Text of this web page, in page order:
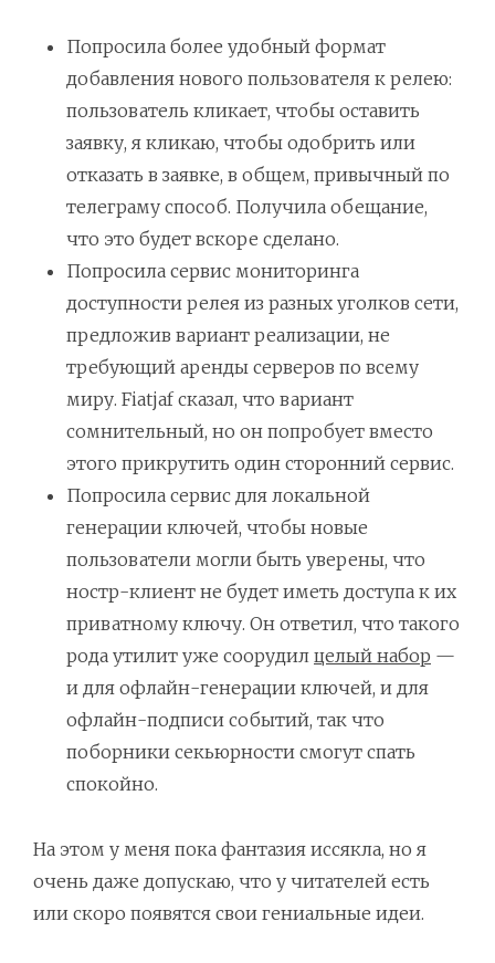
Попросила более удобный формат
добавления нового пользователя к релею:
пользователь кликает, чтобы оставить
заявку, я кликаю, чтобы одобрить или
отказать в заявке, в общем, привычный по
телеграму способ. Получила обещание,
что это будет вскоре сделано.
Попросила сервис мониторинга
доступности релея из разных уголков сети,
предложив вариант реализации, не
требующий аренды серверов по всему
миру. Fiatjaf сказал, что вариант
сомнительный, но он попробует вместо
этого прикрутить один сторонний сервис.
Попросила сервис для локальной
генерации ключей, чтобы новые
пользователи могли быть уверены, что
ностр-клиент не будет иметь доступа к их
приватному ключу. Он ответил, что такого
рода утилит уже соорудил целый набор —
и для офлайн-генерации ключей, и для
офлайн-подписи событий, так что
поборники секьюрности смогут спать
спокойно.
На этом у меня пока фантазия иссякла, но я
очень даже допускаю, что у читателей есть
или скоро появятся свои гениальные идеи.